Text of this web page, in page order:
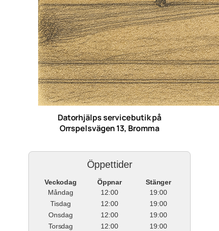
Datorhjälps servicebutik på
Orrspelsvägen 13, Bromma
Öppettider
Veckodag Öppnar
Stänger
Måndag
12:00
19:00
Tisdag
12:00
19:00
Onsdag
12:00
19:00
Torsdag
12:00
19:00